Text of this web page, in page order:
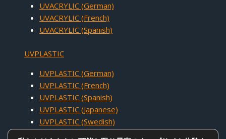
UVACRYLIC (German)
UVACRYLIC (French)
UVACRYLIC (Spanish)
UVPLASTIC
UVPLASTIC (German)
UVPLASTIC (French)
UVPLASTIC (Spanish)
UVPLASTIC (Japanese)
UVPLASTIC (Swedish)